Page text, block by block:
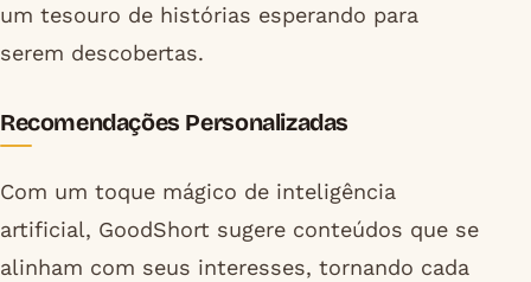
um tesouro de histórias esperando para
serem descobertas.
Recomendações Personalizadas
Com um toque mágico de inteligência
artificial, GoodShort sugere conteúdos que se
alinham com seus interesses, tornando cada